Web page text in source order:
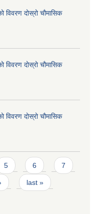
विवरण दोस्रो चौमासिक
विवरण दोस्रो चौमासिक
विवरण दोस्रो चौमासिक
5 6 7
last »